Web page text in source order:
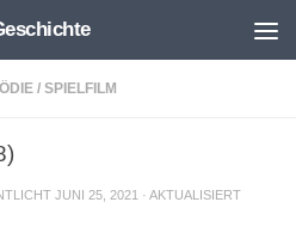
/ SPIELFILM
JUNI 25, 2021 · AKTUALISIERT